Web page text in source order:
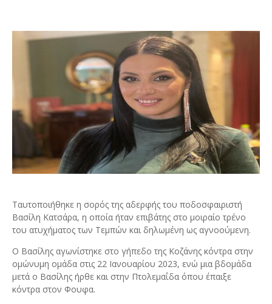
Ταυτοποιήθηκε η σορός της αδερφής του ποδοσφαιριστή
Βασίλη Κατσάρα, η οποία ήταν επιβάτης στο μοιραίο τρένο
του ατυχήματος των Τεμπών και δηλωμένη ως αγνοούμενη.
Ο Βασίλης αγωνίστηκε στο γήπεδο της Κοζάνης κόντρα στην
ομώνυμη ομάδα στις 22 Ιανουαρίου 2023, ενώ μια βδομάδα
μετά ο Βασίλης ήρθε και στην Πτολεμαΐδα όπου έπαιξε
κόντρα στον Φουφα.